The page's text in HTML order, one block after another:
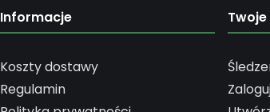
Informacje
Koszty dostawy
Regulamin